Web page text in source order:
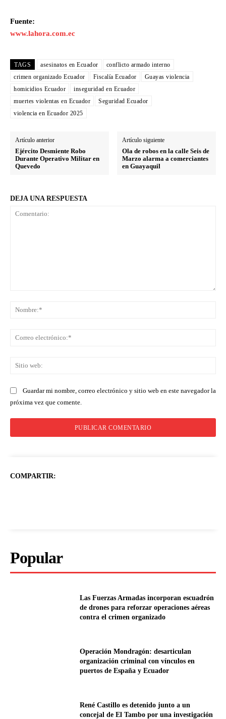
Fuente:
www.lahora.com.ec
TAGS asesinatos en Ecuador
conflicto armado interno
crimen organizado Ecuador
Fiscalía Ecuador
Guayas violencia
homicidios Ecuador
inseguridad en Ecuador
muertes violentas en Ecuador
Seguridad Ecuador
violencia en Ecuador 2025
Artículo anterior
Ejército Desmiente Robo
Durante Operativo Militar en
Quevedo
Artículo siguiente
Ola de robos en la calle Seis de
Marzo alarma a comerciantes
en Guayaquil
DEJA UNA RESPUESTA
Guardar mi nombre, correo electrónico y sitio web en este navegador la
próxima vez que comente.
COMPARTIR:
Popular
Las Fuerzas Armadas incorporan escuadrón
de drones para reforzar operaciones aéreas
contra el crimen organizado
Operación Mondragón: desarticulan
organización criminal con vínculos en
puertos de España y Ecuador
René Castillo es detenido junto a un
concejal de El Tambo por una investigación